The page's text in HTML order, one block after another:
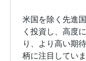
米国を除く先進
く投資し、高度
り、より高い期
柄に注目していま